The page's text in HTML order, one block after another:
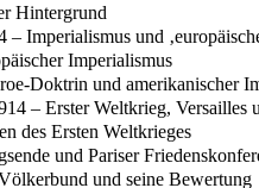
Hintergrund
– Imperialismus und
Imperialismus
Doktrin und amerikanischer
– Erster Weltkrieg, Versailles
des Ersten Weltkrieges
und Pariser
und seine Bewertung